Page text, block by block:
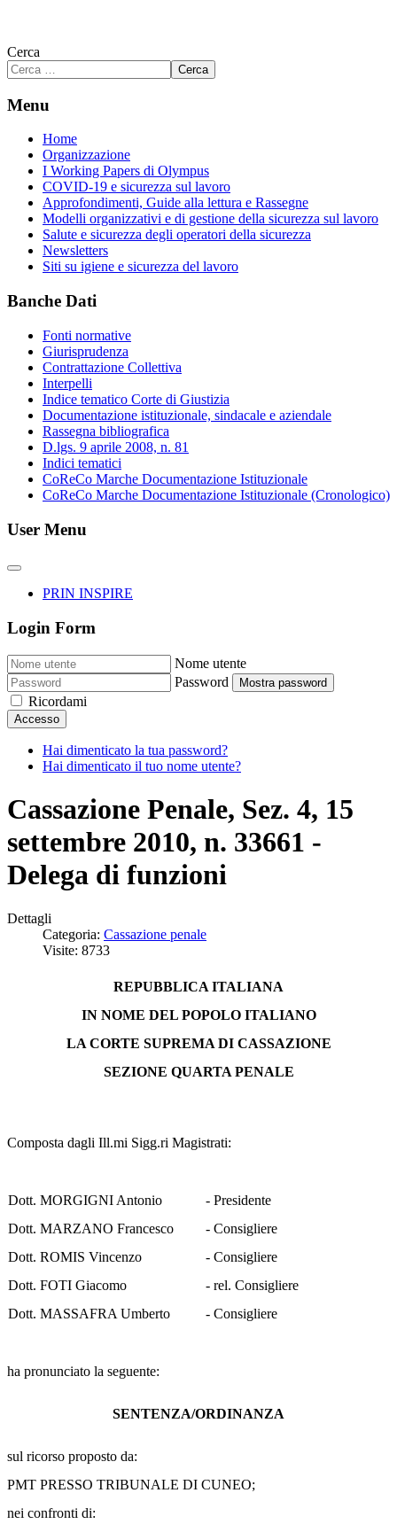
Cerca
Cerca
Menu
Home
Organizzazione
I Working Papers di Olympus
COVID-19 e sicurezza sul lavoro
Approfondimenti, Guide alla lettura e Rassegne
Modelli organizzativi e di gestione della sicurezza sul lavoro
Salute e sicurezza degli operatori della sicurezza
Newsletters
Siti su igiene e sicurezza del lavoro
Banche Dati
Fonti normative
Giurisprudenza
Contrattazione Collettiva
Interpelli
Indice tematico Corte di Giustizia
Documentazione istituzionale, sindacale e aziendale
Rassegna bibliografica
D.lgs. 9 aprile 2008, n. 81
Indici tematici
CoReCo Marche Documentazione Istituzionale
CoReCo Marche Documentazione Istituzionale (Cronologico)
User Menu
PRIN INSPIRE
Login Form
Nome utente
Password
Mostra password
Ricordami
Accesso
Hai dimenticato la tua password?
Hai dimenticato il tuo nome utente?
Cassazione Penale, Sez. 4, 15
settembre 2010, n. 33661 -
Delega di funzioni
Dettagli
Categoria: Cassazione penale
Visite: 8733
REPUBBLICA ITALIANA
IN NOME DEL POPOLO ITALIANO
LA CORTE SUPREMA DI CASSAZIONE
SEZIONE QUARTA PENALE
Composta dagli Ill.mi Sigg.ri Magistrati:
Dott. MORGIGNI Antonio
Dott. MARZANO Francesco
Dott. ROMIS Vincenzo
Dott. FOTI Giacomo
Dott. MASSAFRA Umberto
- Presidente
- Consigliere
- Consigliere
- rel. Consigliere
- Consigliere
ha pronunciato la seguente:
SENTENZA/ORDINANZA
sul ricorso proposto da:
PMT PRESSO TRIBUNALE DI CUNEO;
nei confronti di: